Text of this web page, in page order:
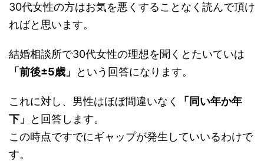
30代女性の方はお気を悪くすることなく読んで頂け
ればと思います。
結婚相談所で30代女性の理想を聞くとたいていは
「前後±5歳」
という回答になります。
これに対し、男性はほぼ間違いなく
「同い年か年
下」
と回答します。
この時点ですでにギャップが発生していいるわけで
す。